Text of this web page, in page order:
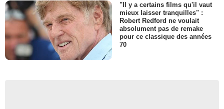
"Il y a certains films qu'il vaut
mieux laisser tranquilles" :
Robert Redford ne voulait
absolument pas de remake
pour ce classique des années
70